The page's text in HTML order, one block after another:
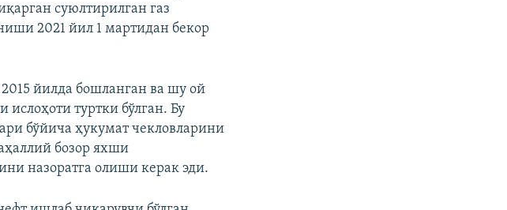
суюлтирилган газ
2021 йил 1 мартидан бекор
йилда бошланган ва шу ой
туртки бўлган. Бу
бўйича ҳукумат чекловларини
бозор яхши
назоратга олиши керак эди.